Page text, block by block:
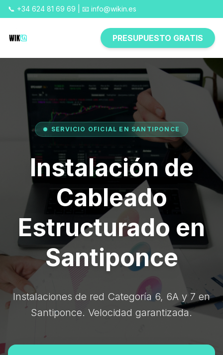
📞 +34 624 81 69 69 | 📧 info@wikin.es
PRESUPUESTO GRATIS
SERVICIO OFICIAL EN SANTIPONCE
Instalación de
Cableado
Estructurado en
Santiponce
Instalaciones de red Categoría 6, 6A y 7 en
Santiponce. Velocidad garantizada.